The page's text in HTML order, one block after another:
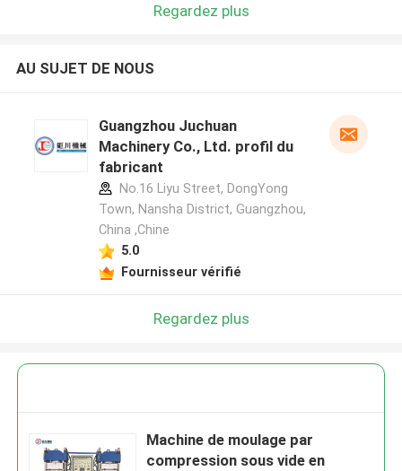
Regardez plus
AU SUJET DE NOUS
Guangzhou Juchuan
Machinery Co., Ltd. profil du
fabricant
No.16 Liyu Street, DongYong
Town, Nansha District, Guangzhou,
China ,Chine
5.0
Fournisseur vérifié
Regardez plus
Machine de moulage par
compression sous vide en